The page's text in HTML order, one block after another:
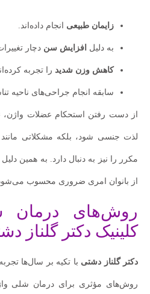
زایمان طبیعی انجام داده‌اند.
به دلیل افزایش سن دچار
کاهش وزن شدید را تجربه
سابقه انجام جراحی‌های ناحیه
از دست رفتن استحکام عضلات واژن،
لذت جنسی شود، بلکه مشکلاتی مانند
مکرر را نیز به دنبال دارد. به همین
از بانوان امری ضروری محسوب
روش‌های درمان
کلینیک دکتر گلناز
دکتر گلناز دشتی با تکیه بر سال‌ها
روش‌های مؤثری برای درمان شلی